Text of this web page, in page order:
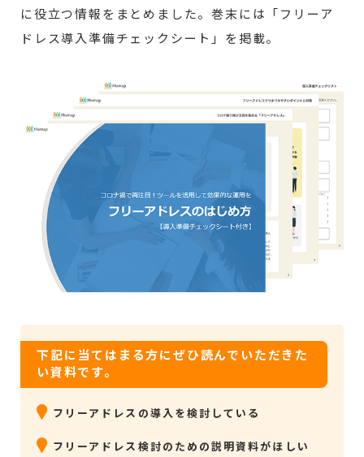
に役立つ情報をまとめました。巻末には「フリーア
ドレス導入準備チェックシート」を掲載。
下記に当てはまる方にぜひ読んでいただきた
い資料です。
フリーアドレスの導入を検討している
フリーアドレス検討のための説明資料がほしい